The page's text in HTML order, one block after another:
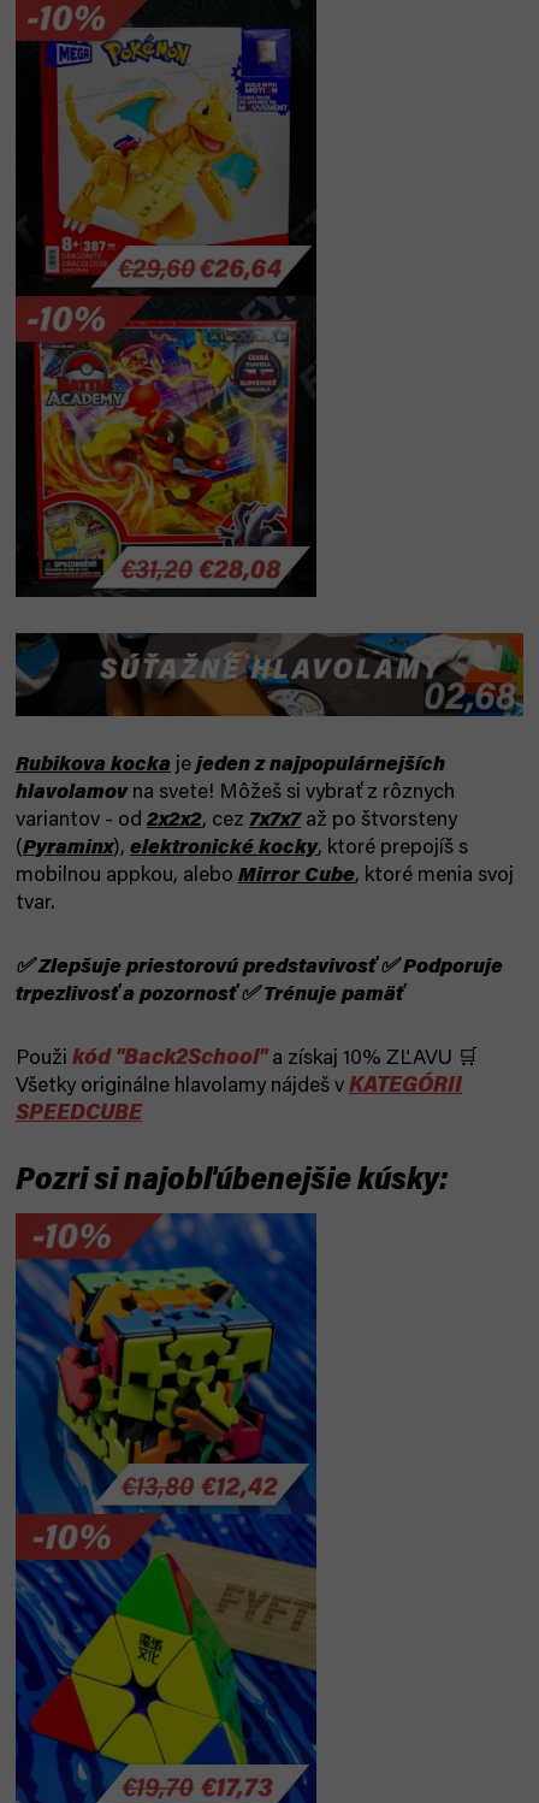
Rubikova kocka je jeden z najpopulárnejších
hlavolamovna svete! Môžeš si vybrať z rôznych
variantov - od 2x2x2, cez 7x7x7až po štvorsteny
(Pyraminx), elektronické kocky, ktoré prepojíš s
mobilnou appkou, alebo Mirror Cube, ktoré menia svoj
tvar.
✅ Zlepšuje priestorovú predstavivosť ✅ Podporuje
trpezlivosť a pozornosť ✅ Trénuje pamäť
Použi kód "Back2School" a získaj 10% ZĽAVU 🛒
Všetky originálne hlavolamy nájdeš v KATEGÓRII
SPEEDCUBE
Pozri si najobľúbenejšie kúsky: